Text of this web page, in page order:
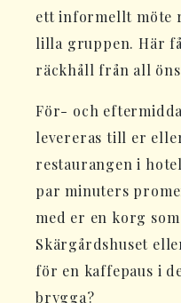
ett informellt möte
lilla gruppen. Här
räckhåll från all
För- och
levereras till er
restaurangen i
par minuters
med er en korg
Skärgårdshuset
för en kaffepaus i
brygga?